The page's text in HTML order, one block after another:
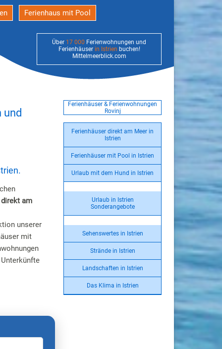
Ferienhaus mit Pool
Über 17 000 Ferienwohnungen und
Ferienhäuser in Istrien buchen!
Mittelmeerblick.com
Ferienhäuser & Ferienwohnungen
Rovinj
Ferienhäuser direkt am Meer in
Istrien
Ferienhäuser mit Pool in Istrien
Urlaub mit dem Hund in Istrien
Urlaub in Istrien
Sonderangebote
Sehenswertes in Istrien
Strände in Istrien
Landschaften in Istrien
Das Klima in Istrien
und
am
unserer
mit